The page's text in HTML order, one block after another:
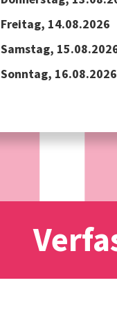
Freitag, 14.08.2026
Samstag,
Sonntag, 16.08.2026